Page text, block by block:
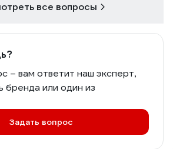
все вопросы
– вам ответит наш эксперт,
бренда или один из
Задать вопрос